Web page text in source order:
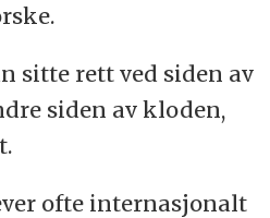
sitte rett ved siden av
siden av kloden,
ofte internasjonalt